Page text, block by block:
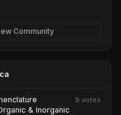
Community
& Inorganic
9 votes